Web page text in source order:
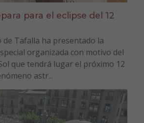
para el eclipse del 12
de Tafalla ha presentado la
organizada con motivo del
que tendrá lugar el próximo 12
astr...